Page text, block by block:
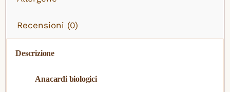
Recensioni (0)
Descrizione
Anacardi biologici